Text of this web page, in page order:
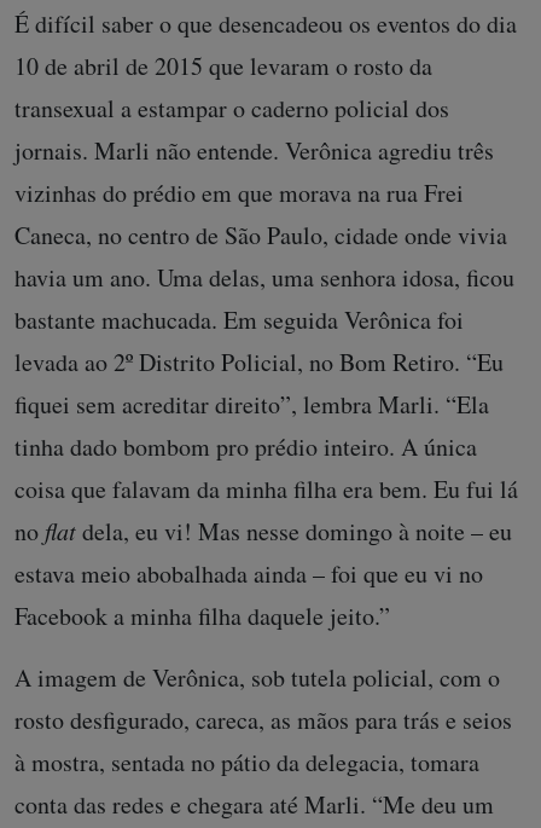
É difícil saber o que desencadeou os eventos do dia
10 de abril de 2015 que levaram o rosto da
transexual a estampar o caderno policial dos
jornais. Marli não entende. Verônica agrediu três
vizinhas do prédio em que morava na rua Frei
Caneca, no centro de São Paulo, cidade onde vivia
havia um ano. Uma delas, uma senhora idosa, ficou
bastante machucada. Em seguida Verônica foi
levada ao 2º Distrito Policial, no Bom Retiro. “Eu
fiquei sem acreditar direito”, lembra Marli. “Ela
tinha dado bombom pro prédio inteiro. A única
coisa que falavam da minha filha era bem. Eu fui lá
no flatdela, eu vi! Mas nesse domingo à noite – eu
estava meio abobalhada ainda – foi que eu vi no
Facebook a minha filha daquele jeito.”
A imagem de Verônica, sob tutela policial, com o
rosto desfigurado, careca, as mãos para trás e seios
à mostra, sentada no pátio da delegacia, tomara
conta das redes e chegara até Marli. “Me deu um